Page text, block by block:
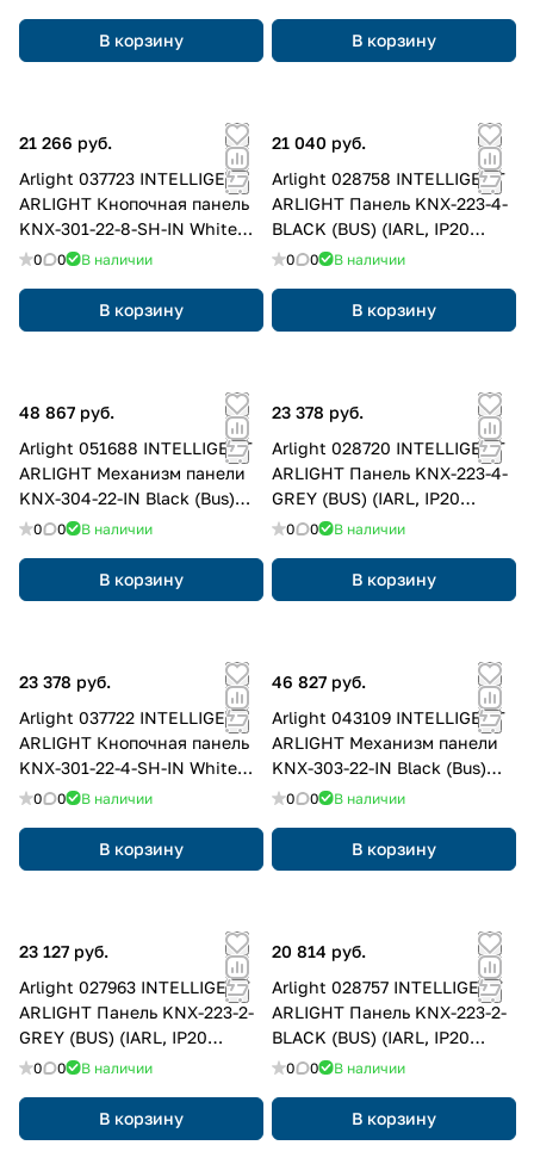
В корзину В корзину
21 266 руб.
Arlight 037723 INTELLIGENT
ARLIGHT Кнопочная панель
KNX-301-22-8-SH-IN White
(BUS, Frame) (IARL, IP20
0 0 В наличии
В корзину
21 040 руб.
Arlight 028758 INTELLIGENT
ARLIGHT Панель KNX-223-4-
BLACK (BUS) (IARL, IP20
Пластик, 3 года) 028758
0 0 В наличии
В корзину
48 867 руб.
Arlight 051688 INTELLIGENT
ARLIGHT Механизм панели
KNX-304-22-IN Black (Bus)
(IARL, IP20 Пластик, 2 года)
0 0 В наличии
В корзину
23 378 руб.
Arlight 028720 INTELLIGENT
ARLIGHT Панель KNX-223-4-
GREY (BUS) (IARL, IP20
Металл, 3 года) 028720
0 0 В наличии
В корзину
23 378 руб.
Arlight 037722 INTELLIGENT
ARLIGHT Кнопочная панель
KNX-301-22-4-SH-IN White
(BUS, Frame) (IARL, IP20
0 0 В наличии
В корзину
46 827 руб.
Arlight 043109 INTELLIGENT
ARLIGHT Механизм панели
KNX-303-22-IN Black (Bus)
(IARL, IP20 Пластик, 2 года)
0 0 В наличии
В корзину
23 127 руб.
Arlight 027963 INTELLIGENT
ARLIGHT Панель KNX-223-2-
GREY (BUS) (IARL, IP20
Металл, 3 года) 027963
0 0 В наличии
В корзину
20 814 руб.
Arlight 028757 INTELLIGENT
ARLIGHT Панель KNX-223-2-
BLACK (BUS) (IARL, IP20
Пластик, 3 года) 028757
0 0 В наличии
В корзину